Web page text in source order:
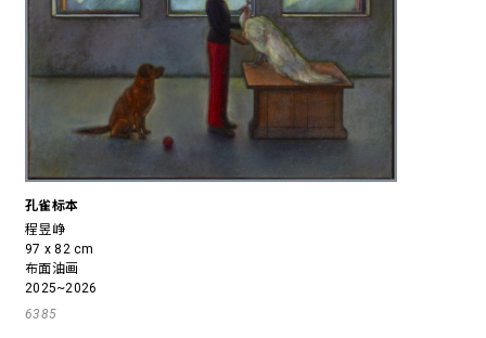
孔雀标本
程昱峥
97 x 82 cm
布面油画
2025~2026
6385